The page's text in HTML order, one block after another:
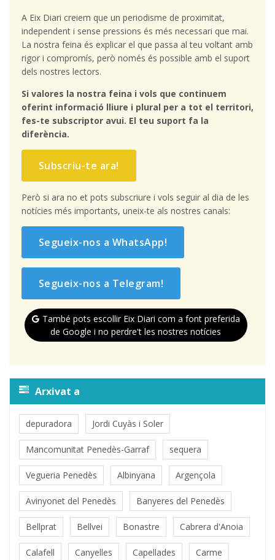
A Eix Diari creiem que un periodisme de proximitat,
independent i sense pressions és més necessari que mai.
La nostra feina és explicar el que passa al teu voltant amb
rigor i compromís, però només és possible amb el suport
dels nostres lectors.
Si valores la nostra feina i vols que continuem
oferint informació lliure i plural per a tot el territori,
fes-te subscriptor avui. El teu suport fa la
diferència.
Subscriu-te ara!
Però si ara no et pots subscriure i vols seguir al dia de les
notícies més importants, uneix-te als nostres canals:
Segueix-nos a WhatsApp!
Segueix-nos a Telegram!
També pots escollir Eix Diari com a font preferida
de Google i no perdre't les nostres notícies
Arxivat a
depuradora Jordi Cuyàs i Soler
Mancomunitat Penedès-Garraf sequera
Vegueria Penedès Albinyana Argençola
Avinyonet del Penedès Banyeres del Penedès
Bellprat Bellvei Bonastre Cabrera d'Anoia
Calafell Canyelles Capellades Carme